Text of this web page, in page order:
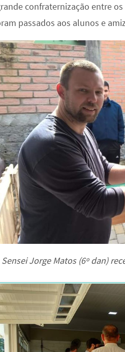
confraternização entre
passados aos alunos e
Sensei Jorge Matos (6º dan)